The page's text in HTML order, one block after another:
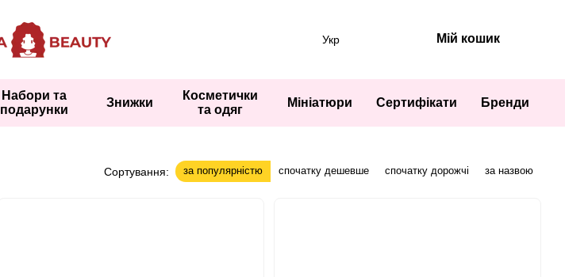
Укр Мій кошик
Набори та
подарунки
Знижки
Косметички
та одяг
Мініатюри Сертифікати Бренди
Сортування: за популярністю спочатку дешевше спочатку дорожчі за назвою